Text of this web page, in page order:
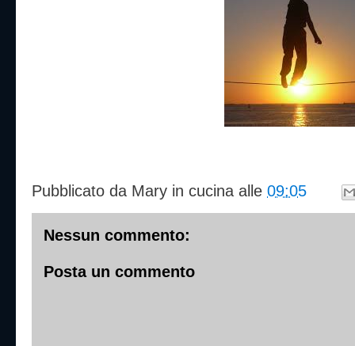
Pubblicato da Mary in cucina alle 09:05
Nessun commento:
Posta un commento